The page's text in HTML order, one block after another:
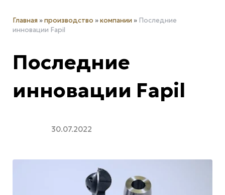
Главная »производство »компании » Последние
инновации Fapil
Последние
инновации Fapil
30.07.2022